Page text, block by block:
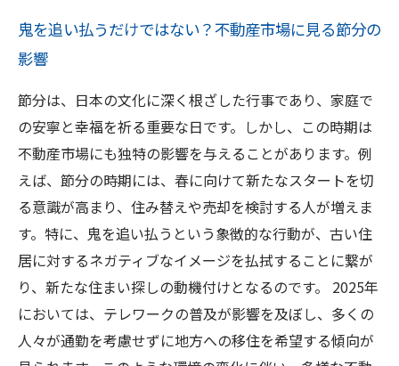
鬼を追い払うだけではない？不動産市場に見る節分の
影響
節分は、日本の文化に深く根ざした行事であり、家庭で
の安寧と幸福を祈る重要な日です。しかし、この時期は
不動産市場にも独特の影響を与えることがあります。例
えば、節分の時期には、春に向けて新たなスタートを切
る意識が高まり、住み替えや売却を検討する人が増えま
す。特に、鬼を追い払うという象徴的な行動が、古い住
居に対するネガティブなイメージを払拭することに繋が
り、新たな住まい探しの動機付けとなるのです。 2025年
においては、テレワークの普及が影響を及ぼし、多くの
人々が通勤を考慮せずに地方への移住を希望する傾向が